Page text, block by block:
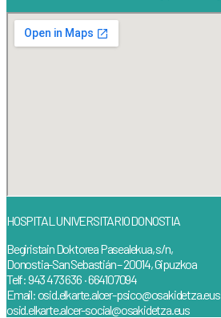
HOSPITAL UNIVERSITARIO DONOSTIA
Begiristain Doktorea Pasealekua, s/n,
Donostia-San Sebastián – 20014, Gipuzkoa
Telf: 943 473 636 · 664107094
Email: osid.elkarte.alcer-psico@osakidetza.eus
osid.elkarte.alcer-social@osakidetza.eus